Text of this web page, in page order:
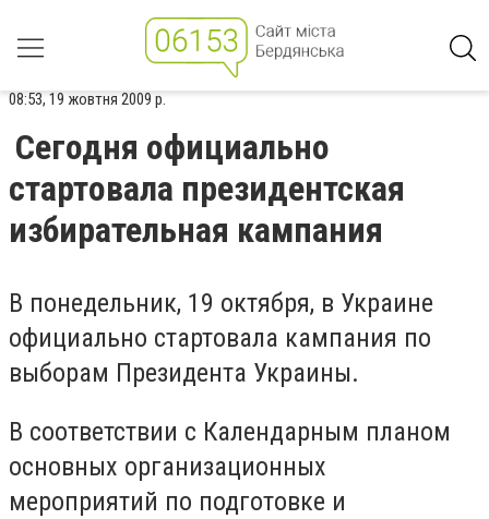
08:53, 19 жовтня 2009 р.
Сегодня официально
стартовала президентская
избирательная кампания
В понедельник, 19 октября, в Украине
официально стартовала кампания по
выборам Президента Украины.
В соответствии с Календарным планом
основных организационных
мероприятий по подготовке и